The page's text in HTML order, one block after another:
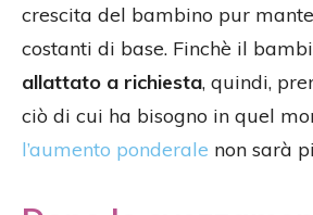
crescita del bambino pur
costanti di base. Finchè il
allattato a richiesta, quindi,
ciò di cui ha bisogno in quel
l’aumento ponderale non sarà